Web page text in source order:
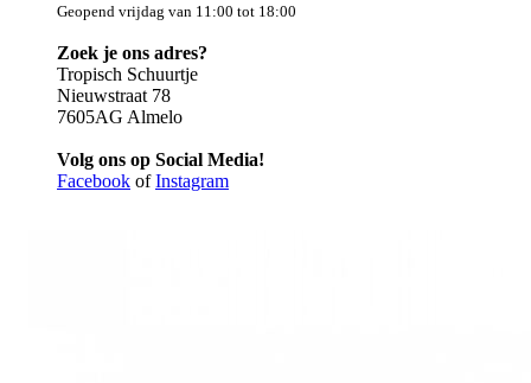
Geopend vrijdag van 11:00 tot 18:00
Zoek je ons adres?
Tropisch Schuurtje
Nieuwstraat 78
7605AG Almelo
Volg ons op Social Media!
Facebook ofInstagram